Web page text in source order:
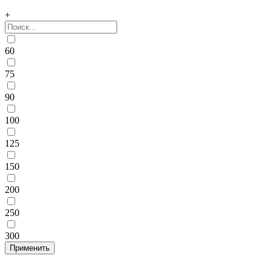
+
60
75
90
100
125
150
200
250
300